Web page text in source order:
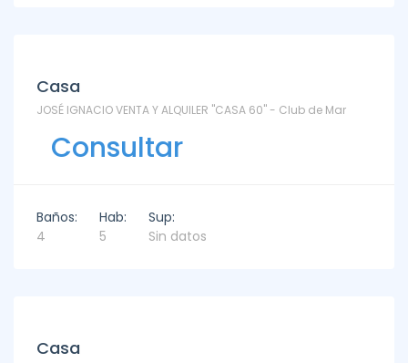
Casa
JOSÉ IGNACIO VENTA Y ALQUILER "CASA 60" - Club de Mar
Consultar
Baños:
4
Hab:
5
Sup:
Sin datos
Casa